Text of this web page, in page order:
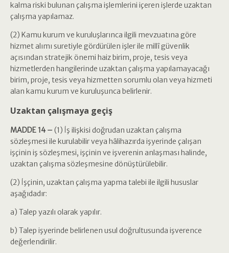
kalma riski bulunan çalışma işlemlerini içeren işlerde uzaktan
çalışma yapılamaz.
(2) Kamu kurum ve kuruluşlarınca ilgili mevzuatına göre
hizmet alımı suretiyle gördürülen işler ile millî güvenlik
açısından stratejik önemi haiz birim, proje, tesis veya
hizmetlerden hangilerinde uzaktan çalışma yapılamayacağı
birim, proje, tesis veya hizmetten sorumlu olan veya hizmeti
alan kamu kurum ve kuruluşunca belirlenir.
Uzaktan çalışmaya geçiş
MADDE 14 – (1) İş ilişkisi doğrudan uzaktan çalışma
sözleşmesi ile kurulabilir veya hâlihazırda işyerinde çalışan
işçinin iş sözleşmesi, işçinin ve işverenin anlaşması halinde,
uzaktan çalışma sözleşmesine dönüştürülebilir.
(2) İşçinin, uzaktan çalışma yapma talebi ile ilgili hususlar
aşağıdadır:
a) Talep yazılı olarak yapılır.
b) Talep işyerinde belirlenen usul doğrultusunda işverence
değerlendirilir.